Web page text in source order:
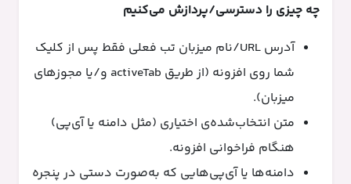
چه چیزی را دسترسی/پردازش می‌کنیم
آدرس URL/نام میزبان تب فعلی فقط پس از کلیک
شما روی افزونه (از طریق activeTab و/یا مجوزهای
میزبان).
متن انتخاب‌شده‌ی اختیاری (مثل دامنه یا آی‌پی)
هنگام فراخوانی افزونه.
دامنه‌ها یا آی‌پی‌هایی که به‌صورت دستی در پنجره